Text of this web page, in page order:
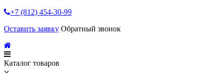
+7 (812) 454-30-99
Оставить заявку Обратный звонок
Каталог товаров